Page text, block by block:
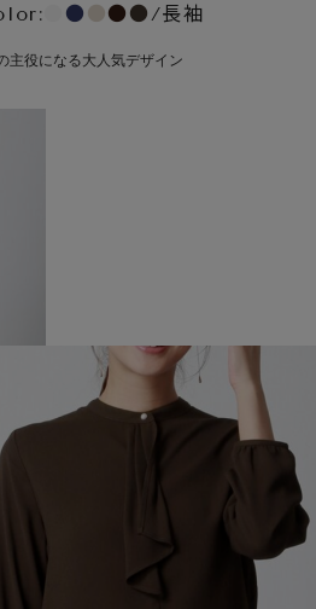
● ●● ●/長袖
主役になる大人気デザイン